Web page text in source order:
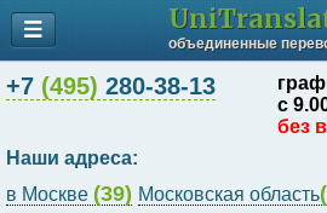
+7 (495) 280-38-13
с
без
Наши адреса:
в Москве (39) Московская область
объединенные